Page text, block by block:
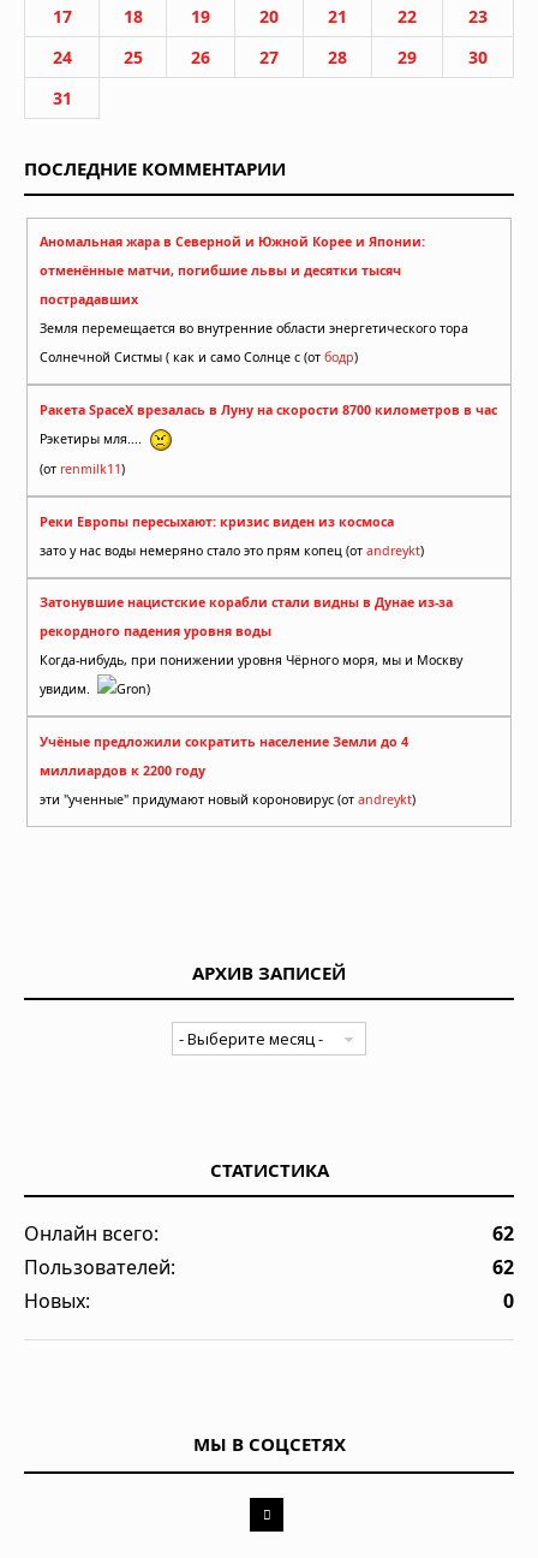
17
18 19 20 21 22
23
24
25 26 27 28 29
30
31
ПОСЛЕДНИЕ КОММЕНТАРИИ
Аномальная жара в Северной и Южной Корее и Японии:
отменённые матчи, погибшие львы и десятки тысяч
пострадавших
Земля перемещается во внутренние области энергетического тора
Солнечной Систмы ( как и само Солнце с (от бодр)
Ракета SpaceX врезалась в Луну на скорости 8700 километров в час
Рэкетиры мля....
(от renmilk11)
Реки Европы пересыхают: кризис виден из космоса
зато у нас воды немеряно стало это прям копец (от andreykt)
Затонувшие нацистские корабли стали видны в Дунае из-за
рекордного падения уровня воды
Когда-нибудь, при понижении уровня Чёрного моря, мы и Москву
увидим.
Gron)
Учёные предложили сократить население Земли до 4
миллиардов к 2200 году
эти "ученные" придумают новый короновирус (от andreykt)
АРХИВ ЗАПИСЕЙ
СТАТИСТИКА
Онлайн всего:
62
Пользователей:
62
Новых:
0
МЫ В СОЦСЕТЯХ